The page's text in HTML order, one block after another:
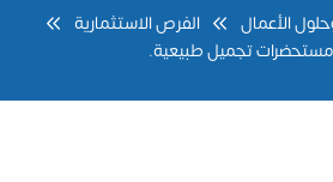
الأعمال
الفرص الاستثمارية
تجميل طبيعية.